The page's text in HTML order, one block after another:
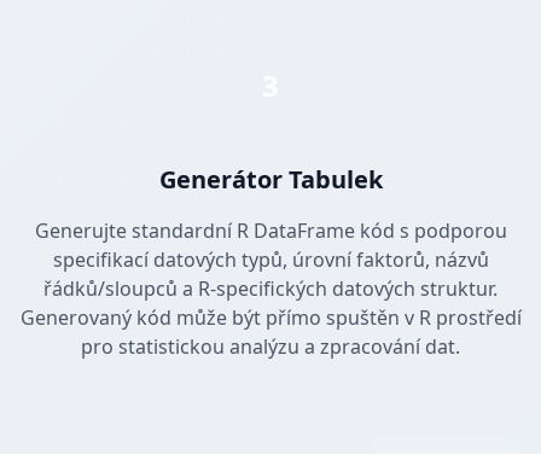
Generátor Tabulek
Generujte standardní R DataFrame kód s podporou
specifikací datových typů, úrovní faktorů, názvů
řádků/sloupců a R-specifických datových struktur.
Generovaný kód může být přímo spuštěn v R prostředí
pro statistickou analýzu a zpracování dat.